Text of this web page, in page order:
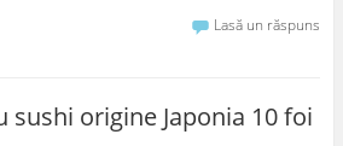
Lasă un răspuns
sushi origine Japonia 10 foi